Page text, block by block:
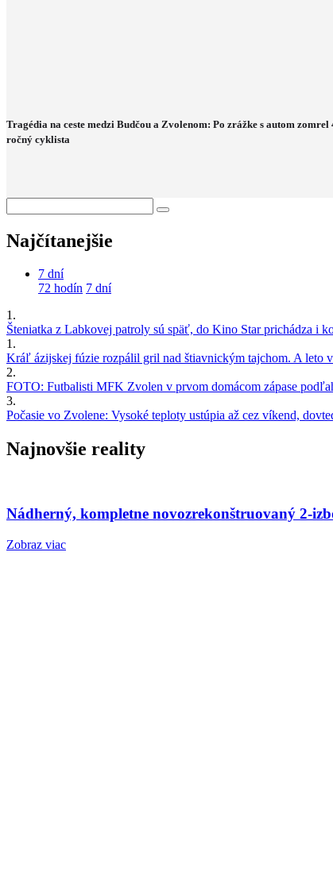
Tragédia na ceste medzi Budčou a Zvolenom: Po zrážke s autom zomrel
ročný cyklista
Najčítanejšie
7 dní
72 hodín 7 dní
1.
Šteniatka z Labkovej patroly sú späť, do Kino Star prichádza i
1.
Kráľ ázijskej fúzie rozpálil gril nad štiavnickým tajchom. A leto
2.
FOTO: Futbalisti MFK Zvolen v prvom domácom zápase
3.
Počasie vo Zvolene: Vysoké teploty ustúpia až cez víkend,
Najnovšie reality
Nádherný, kompletne novozrekonštruovaný 2-
Zobraz viac